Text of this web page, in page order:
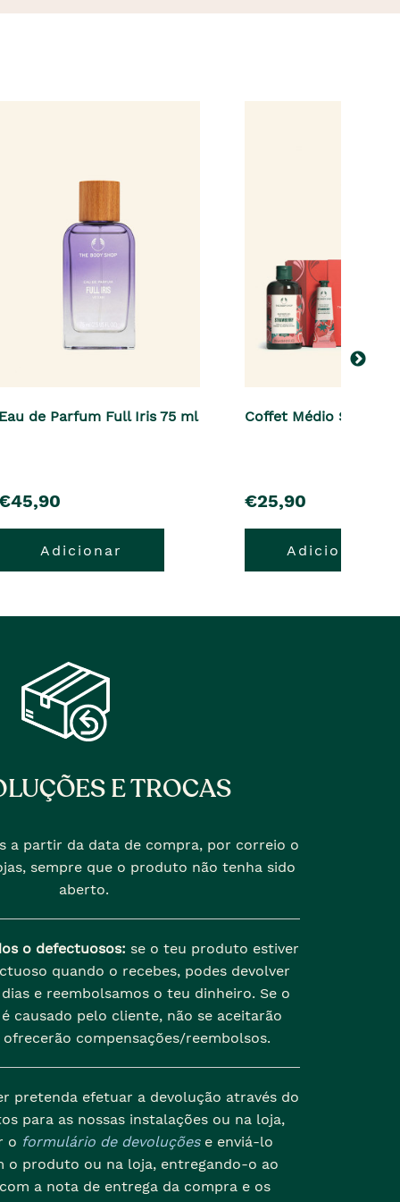
Eau de Parfum Full Iris 75 ml
Adicionar
Coffet Médio
pre�o
€25,90
Adicionar
E TROCAS
a partir da data de compra, por correio o
sempre que o produto não tenha sido
aberto.
o defectuosos: se o teu produto estiver
quando o recebes, podes devolver
e reembolsamos o teu dinheiro. Se o
causado pelo cliente, não se aceitarão
compensações/reembolsos.
pretenda efetuar a devolução através do
para as nossas instalações ou na loja,
o formulário de devoluçõese enviá-lo
o produto ou na loja, entregando-o ao
a nota de entrega da compra e os